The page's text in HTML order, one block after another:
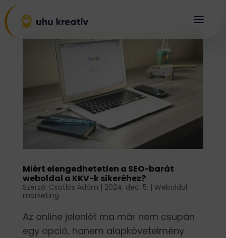
a
Miért elengedhetetlen a SEO-barát
weboldal a KKV-k sikeréhez?
Szerző: Csatlós Ádám | 2024. dec. 5. | Weboldal
marketing
Az online jelenlét ma már nem csupán
egy opció, hanem alapkövetelmény